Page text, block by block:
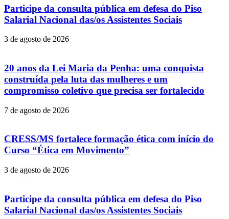
Participe da consulta pública em defesa do Piso
Salarial Nacional das/os Assistentes Sociais
3 de agosto de 2026
20 anos da Lei Maria da Penha: uma conquista
construída pela luta das mulheres e um
compromisso coletivo que precisa ser fortalecido
7 de agosto de 2026
CRESS/MS fortalece formação ética com início do
Curso “Ética em Movimento”
3 de agosto de 2026
Participe da consulta pública em defesa do Piso
Salarial Nacional das/os Assistentes Sociais